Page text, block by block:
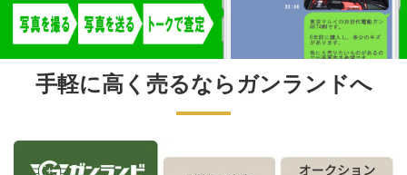
手軽に高く売るならガンランドへ